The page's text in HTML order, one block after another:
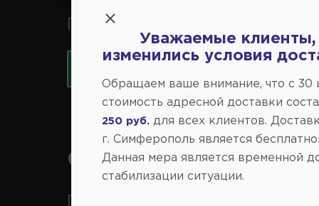
Принимаем к оплате карты
Справочный центр:
Уважаемые клиенты,
изменились условия
Обращаем ваше внимание, что c 30
стоимость адресной доставки
250 руб. для всех клиентов.
г. Симферополь является
Данная мера является временной
стабилизации ситуации.